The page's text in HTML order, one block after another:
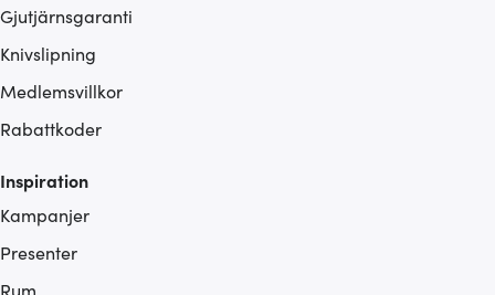
Gjutjärnsgaranti
Knivslipning
Medlemsvillkor
Rabattkoder
Inspiration
Kampanjer
Presenter
Rum